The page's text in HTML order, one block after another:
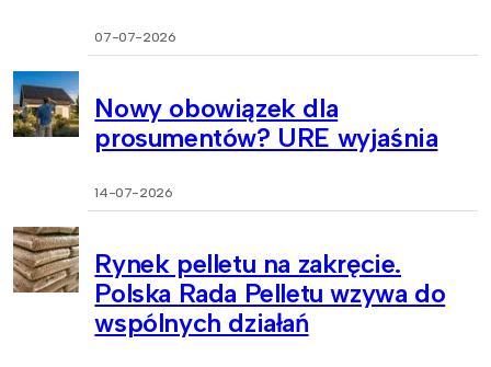
07-07-2026
Nowy obowiązek dla
prosumentów? URE wyjaśnia
14-07-2026
Rynek pelletu na zakręcie.
Polska Rada Pelletu wzywa do
wspólnych działań